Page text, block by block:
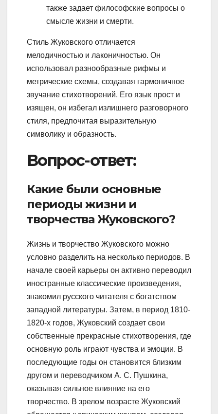
также задает философские вопросы о
смысле жизни и смерти.
Стиль Жуковского отличается
мелодичностью и лаконичностью. Он
использовал разнообразные рифмы и
метрические схемы, создавая гармоничное
звучание стихотворений. Его язык прост и
изящен, он избегал излишнего разговорного
стиля, предпочитая выразительную
символику и образность.
Вопрос-ответ:
Какие были основные
периоды жизни и
творчества Жуковского?
Жизнь и творчество Жуковского можно
условно разделить на несколько периодов. В
начале своей карьеры он активно переводил
иностранные классические произведения,
знакомил русского читателя с богатством
западной литературы. Затем, в период 1810-
1820-х годов, Жуковский создает свои
собственные прекрасные стихотворения, где
основную роль играют чувства и эмоции. В
последующие годы он становится близким
другом и переводчиком А. С. Пушкина,
оказывая сильное влияние на его
творчество. В зрелом возрасте Жуковский